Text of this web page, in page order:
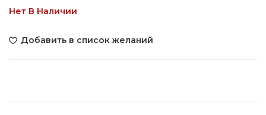
Нет В Наличии
Добавить в список желаний